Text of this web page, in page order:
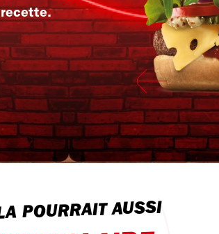
POURRAIT AUSSI